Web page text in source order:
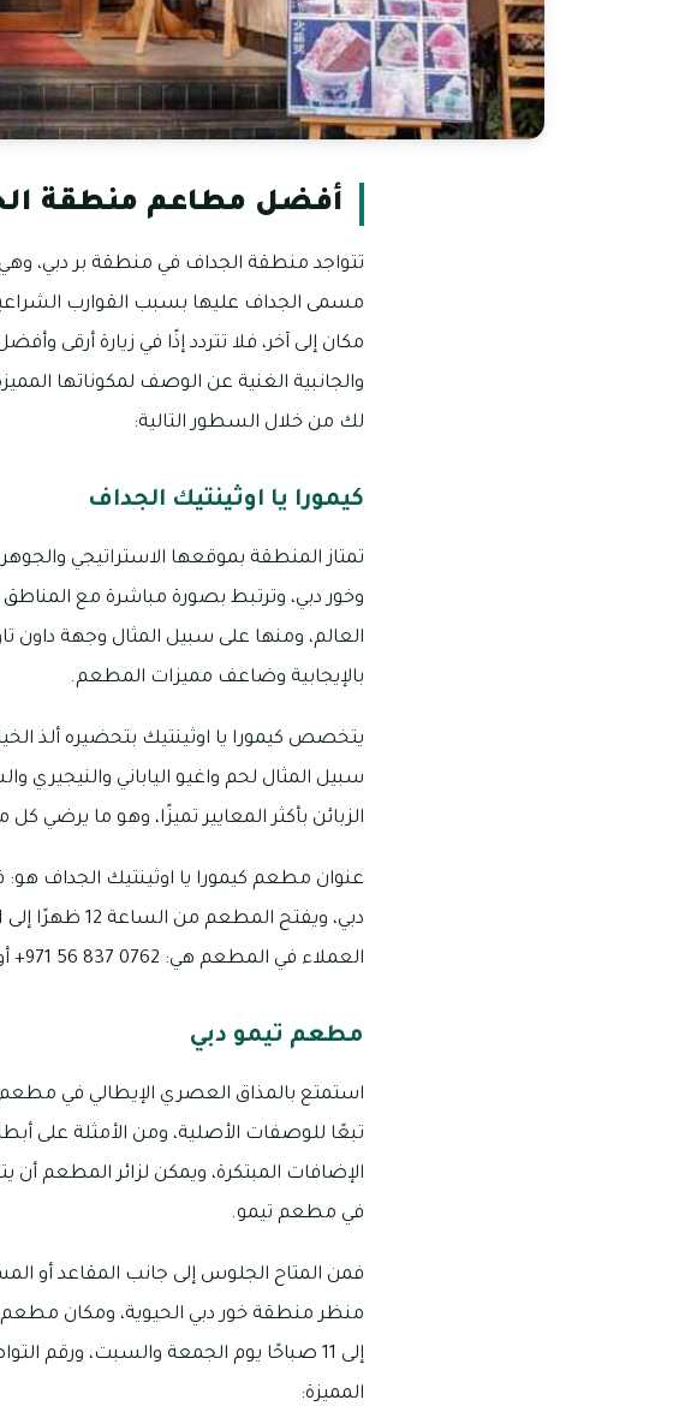
أفضل مطاعم منطقة
تتواجد منطقة الجداف في منطقة بر دبي، وهي
مسمى الجداف عليها بسبب القوارب
مكان إلى آخر، فلا تتردد إذًا في زيارة أرقى
والجانبية الغنية عن الوصف لمكوناتها
لك من خلال السطور التالية:
كيمورا يا اوثينتيك الجداف
تمتاز المنطقة بموقعها الاستراتيجي
وخور دبي، وترتبط بصورة مباشرة مع المناطق
العالم، ومنها على سبيل المثال وجهة داون
بالإيجابية وضاعف مميزات المطعم.
يتخصص كيمورا يا اوثينتيك بتحضيره ألذ
سبيل المثال لحم واغيو الياباني
الزبائن بأكثر المعايير تميزًا، وهو ما يرضي كل
عنوان مطعم كيمورا يا اوثينتيك الجداف
العملاء في المطعم هي: 0762 837 56 971+ أو 7531 317 04
مطعم تيمو دبي
استمتع بالمذاق العصري الإيطالي في مطعم
تبعًا للوصفات الأصلية، ومن الأمثلة على
الإضافات المبتكرة، ويمكن لزائر المطعم
في مطعم تيمو.
فمن المتاح الجلوس إلى جانب المقاعد أو
المميزة: